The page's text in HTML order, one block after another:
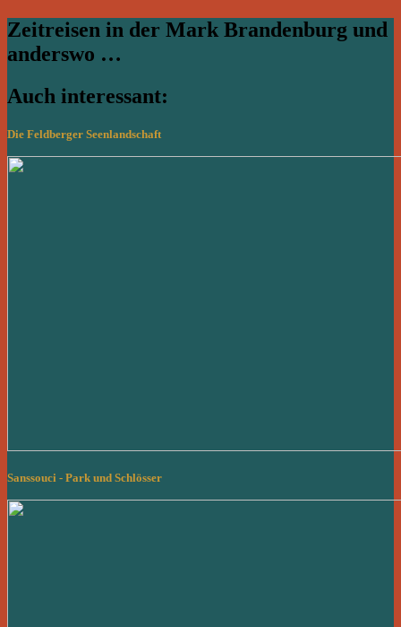
Zeitreisen in der Mark Brandenburg und
anderswo …
Auch interessant:
Die Feldberger Seenlandschaft
Sanssouci - Park und Schlösser